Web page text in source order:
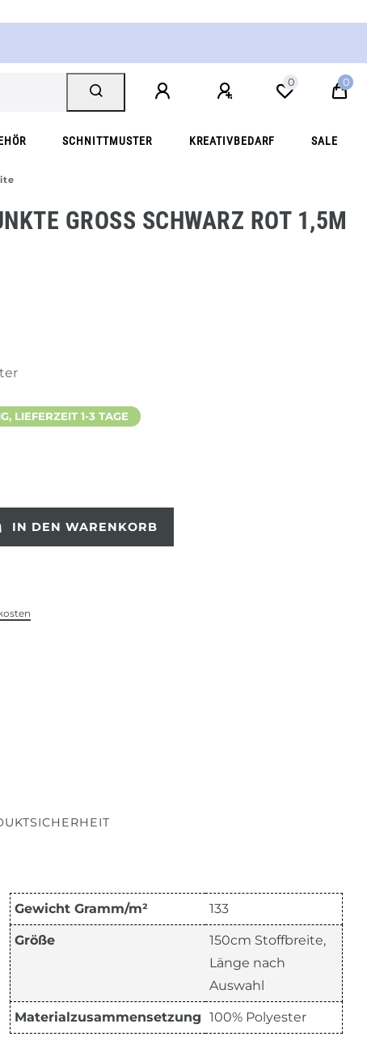
0 0
SCHNITTMUSTER KREATIVBEDARF SALE
GROSS SCHWARZ ROT 1,5M B
LIEFERZEIT 1-3 TAGE
IN DEN WARENKORB
Gewicht Gramm/m² 133
Größe
150cm Stoffbreite,
Länge nach
Auswahl
Materialzusammensetzung 100% Polyester